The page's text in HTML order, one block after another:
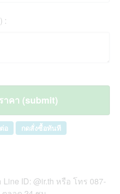
:
อ กดสั่งซื้อทันที
ID: @ir.th หรือ โทร 087-